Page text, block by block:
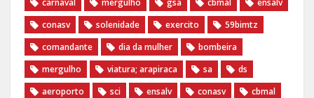
carnaval
mergulho gsa cbmal
ensalv
conasv
solenidade exercito
59bimtz
comandante
dia da mulher
bombeira
mergulho
viatura; arapiraca sa
ds
aeroporto
sci ensalv conasv
cbmal